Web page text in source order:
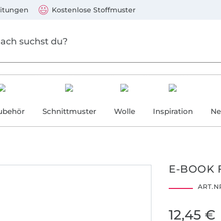
Kostenlose Stoffmuster
Schnittmuster Wolle Inspiration
E-BOOK
12,45 €
Mastercard, PayPal, Giropay, Kauf auf Rechnung,